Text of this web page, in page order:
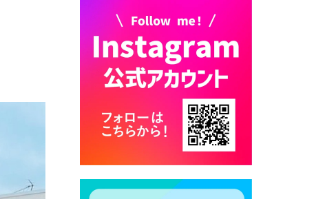
催決定！
2026年7月28日 ごみ収集日の
お知らせ
2026年7月28日 令和8年度
京築地区水道企業団職員採用
試験（募集）
2026年7月27日 マイナンバー
カード交付に伴う休日および
平日夜間開庁の案内
2026年7月22日 令和８年度